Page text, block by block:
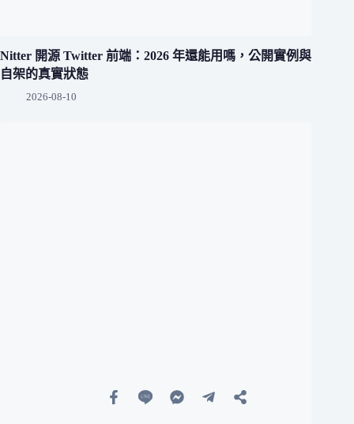
Nitter 開源 Twitter 前端：2026 年還能用嗎，公開實例與
自架的真實狀態
2026-08-10